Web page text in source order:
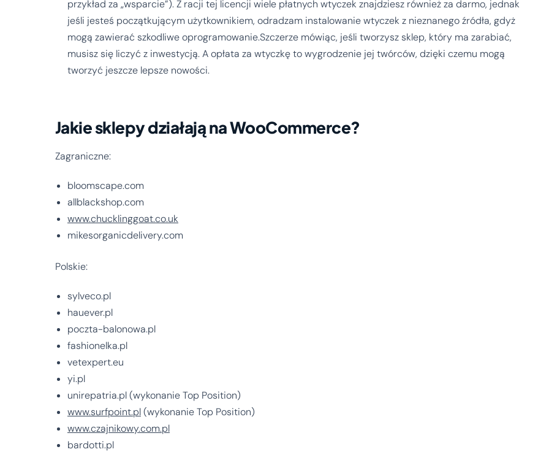
przykład za „wsparcie”). Z racji tej licencji wiele płatnych wtyczek znajdziesz również za darmo, jednak
jeśli jesteś początkującym użytkownikiem, odradzam instalowanie wtyczek z nieznanego źródła, gdyż
mogą zawierać szkodliwe oprogramowanie.Szczerze mówiąc, jeśli tworzysz sklep, który ma zarabiać,
musisz się liczyć z inwestycją. A opłata za wtyczkę to wygrodzenie jej twórców, dzięki czemu mogą
tworzyć jeszcze lepsze nowości.
Jakie sklepy działają na WooCommerce?
Zagraniczne:
bloomscape.com
allblackshop.com
www.chucklinggoat.co.uk
mikesorganicdelivery.com
Polskie:
sylveco.pl
hauever.pl
poczta-balonowa.pl
fashionelka.pl
vetexpert.eu
yi.pl
unirepatria.pl (wykonanie Top Position)
www.surfpoint.pl(wykonanie Top Position)
www.czajnikowy.com.pl
bardotti.pl